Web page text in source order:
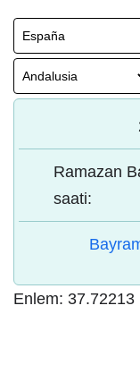
Ramazan
saati:
Enlem: 37.72213